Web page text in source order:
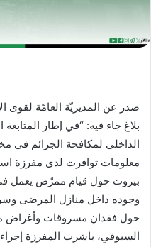
صدر عن المديريّة العامّة لقوى
بلاغ جاء فيه: “في إطار
الداخلي لمكافحة الجرائم في
معلومات توافرت لدى مفرزة
بيروت حول قيام ممرّض يعمل
وجوده داخل منازل المرضى
حول فقدان مسروقات وأغراض
السيوفي، باشرت المفرزة